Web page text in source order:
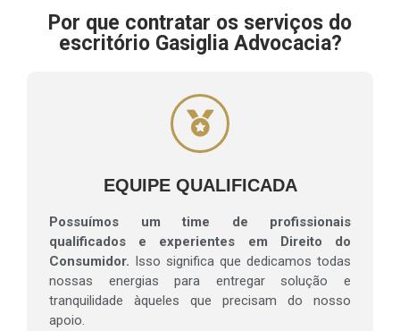
Por que contratar os serviços do
escritório Gasiglia Advocacia?
EQUIPE QUALIFICADA
Possuímos um time de profissionais
qualificados e experientes em Direito do
Consumidor. Isso significa que dedicamos todas
nossas energias para entregar solução e
tranquilidade àqueles que precisam do nosso
apoio.